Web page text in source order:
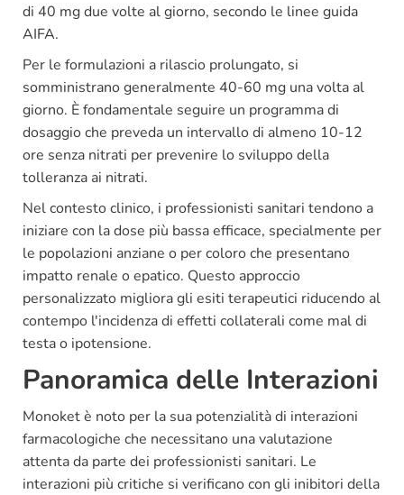
di 40 mg due volte al giorno, secondo le linee guida
AIFA.
Per le formulazioni a rilascio prolungato, si
somministrano generalmente 40-60 mg una volta al
giorno. È fondamentale seguire un programma di
dosaggio che preveda un intervallo di almeno 10-12
ore senza nitrati per prevenire lo sviluppo della
tolleranza ai nitrati.
Nel contesto clinico, i professionisti sanitari tendono a
iniziare con la dose più bassa efficace, specialmente per
le popolazioni anziane o per coloro che presentano
impatto renale o epatico. Questo approccio
personalizzato migliora gli esiti terapeutici riducendo al
contempo l'incidenza di effetti collaterali come mal di
testa o ipotensione.
Panoramica delle Interazioni
Monoket è noto per la sua potenzialità di interazioni
farmacologiche che necessitano una valutazione
attenta da parte dei professionisti sanitari. Le
interazioni più critiche si verificano con gli inibitori della